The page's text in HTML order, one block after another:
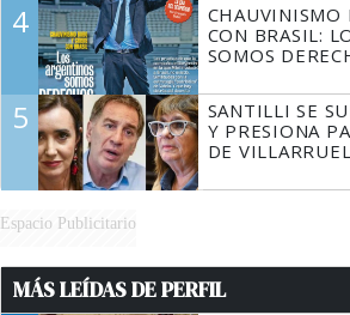
4
CHAUVINISMO
CON BRASIL:
SOMOS
5
SANTILLI SE
Y PRESIONA
DE VILLARRUEL
Espacio Publicitario
MÁS LEÍDAS DE PERFIL